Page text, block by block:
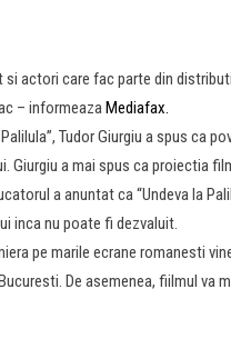
actori care fac parte din
– informeazaMediafax.
Tudor Giurgiu a spus ca
Giurgiu a mai spus ca proiectia
a anuntat ca “Undeva la
inca nu poate fi dezvaluit.
pe marile ecrane romanesti
De asemenea, fiilmul va